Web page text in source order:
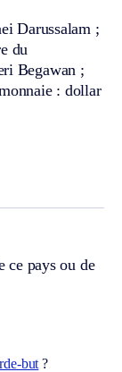
Darussalam ;
du
Begawan ;
: dollar
ce pays ou de
but ?